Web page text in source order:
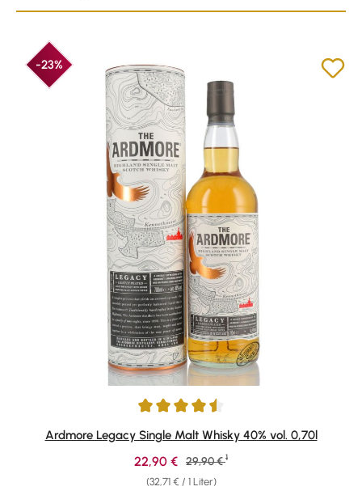
-23%
Durchschnittliche Bewertung von 4.61 von 5 Sternen
Ardmore Legacy Single Malt Whisky 40% vol. 0,70l
(32,71 € / 1 Liter)
Verkaufspreis:
22,90 € Regulärer Preis:
29,90 € 1